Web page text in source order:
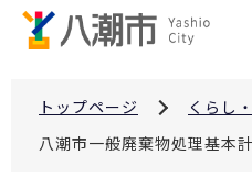
トップページ くらし
八潮市一般廃棄物処理基本